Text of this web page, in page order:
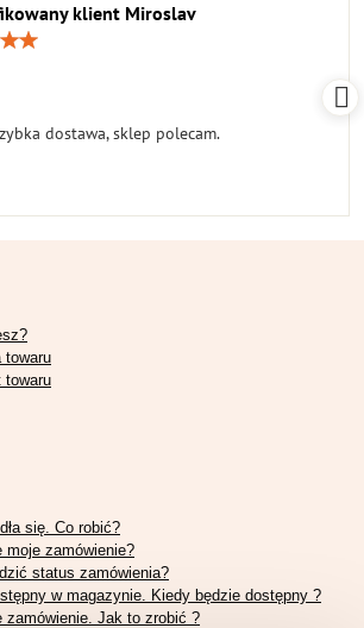
klient Miroslav
dostawa, sklep polecam.
towaru
towaru
się. Co robić?
moje zamówienie?
status zamówienia?
w magazynie. Kiedy będzie dostępny ?
zamówienie. Jak to zrobić ?